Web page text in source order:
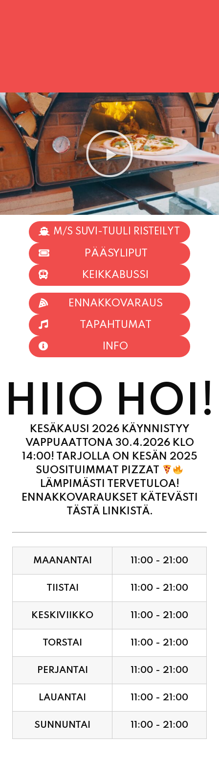
M/S SUVI-TUULI RISTEILYT
PÄÄSYLIPUT
KEIKKABUSSI
ENNAKKOVARAUS
TAPAHTUMAT
INFO
HIIO HOI!
KESÄKAUSI 2026 KÄYNNISTYY
VAPPUAATTONA 30.4.2026 KLO
14:00! TARJOLLA ON KESÄN 2025
SUOSITUIMMAT PIZZAT
LÄMPIMÄSTI TERVETULOA!
ENNAKKOVARAUKSET KÄTEVÄSTI
TÄSTÄ LINKISTÄ.
MAANANTAI 11:00 - 21:00
TIISTAI 11:00 - 21:00
KESKIVIIKKO 11:00 - 21:00
TORSTAI 11:00 - 21:00
PERJANTAI 11:00 - 21:00
LAUANTAI 11:00 - 21:00
SUNNUNTAI 11:00 - 21:00